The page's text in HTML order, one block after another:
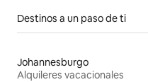
Destinos a un paso de ti
Johannesburgo
Alquileres vacacionales